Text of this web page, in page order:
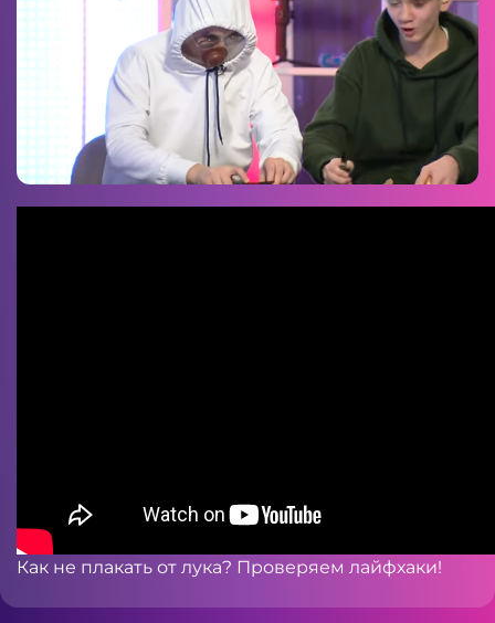
Как не плакать от лука? Проверяем лайфхаки!